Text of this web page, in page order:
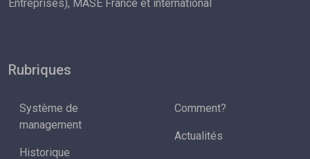
Entreprises), MASE France et international
Rubriques
Système de
management
Historique
Comment?
Actualités